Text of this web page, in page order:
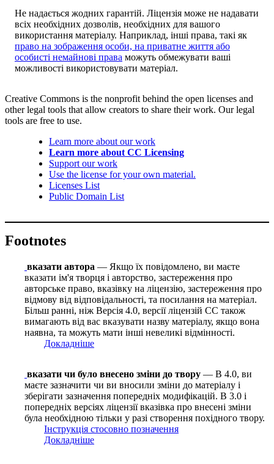
Не надається жодних гарантій. Ліцензія може не надавати
всіх необхідних дозволів, необхідних для вашого
використання матеріалу. Наприклад, інші права, такі як
право на зображення особи, на приватне життя або
особисті немайнові права можуть обмежувати ваші
можливості використовувати матеріал.
Creative Commons is the nonprofit behind the open licenses and
other legal tools that allow creators to share their work. Our legal
tools are free to use.
Learn more about our work
Learn more about CC Licensing
Support our work
Use the license for your own material.
Licenses List
Public Domain List
Footnotes
вказати автора — Якщо їх повідомлено, ви маєте
вказати ім'я творця і авторство, застереження про
авторське право, вказівку на ліцензію, застереження про
відмову від відповідальності, та посилання на матеріал.
Більш ранні, ніж Версія 4.0, версії ліцензій CC також
вимагають від вас вказувати назву матеріалу, якщо вона
наявна, та можуть мати інші невеликі відмінності.
Докладніше
вказати чи було внесено зміни до твору — В 4.0, ви
маєте зазначити чи ви вносили зміни до матеріалу і
зберігати зазначення попередніх модифікацій. В 3.0 і
попередніх версіях ліцензії вказівка про внесені зміни
була необхідною тільки у разі створення похідного твору.
Інструкція стосовно позначення
Докладніше